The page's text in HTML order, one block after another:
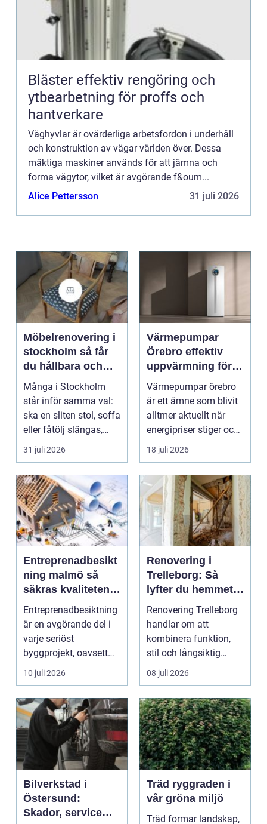
Bläster effektiv rengöring och
ytbearbetning för proffs och
hantverkare
Väghyvlar är ovärderliga arbetsfordon i underhåll
och konstruktion av vägar världen över. Dessa
mäktiga maskiner används för att jämna och
forma vägytor, vilket är avgörande f&oum...
Alice Pettersson
31 juli 2026
Möbelrenovering i
stockholm så får
du hållbara och
vackra möbler
Många i Stockholm
står inför samma val:
ska en sliten stol, soffa
eller fåtölj slängas,
säljas billi...
31 juli 2026
Värmepumpar
Örebro effektiv
uppvärmning för
hus och
fastigheter
Värmepumpar örebro
är ett ämne som blivit
alltmer aktuellt när
energipriser stiger och
fler vill sän...
18 juli 2026
Entreprenadbesikt
ning malmö så
säkras kvaliteten i
byggprojekt
Entreprenadbesiktning
är en avgörande del i
varje seriöst
byggprojekt, oavsett
om det handlar om en
10 juli 2026
Renovering i
Trelleborg: Så
lyfter du hemmet
på ett smart sätt
Renovering Trelleborg
handlar om att
kombinera funktion,
stil och långsiktig
ekonomi i samma p...
08 juli 2026
Bilverkstad i
Östersund:
Skador, service
Träd ryggraden i
vår gröna miljö
Träd formar landskap,